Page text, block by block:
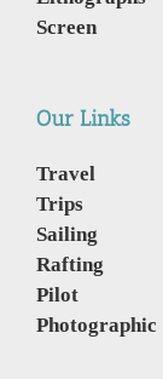
Screen
Our Links
Travel
Trips
Sailing
Rafting
Pilot
Photographic